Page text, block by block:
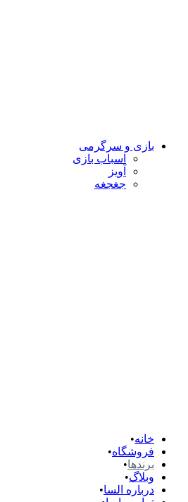
بازی و سرگرمی
اسباب بازی
آویز
جغجغه
خانه
فروشگاه
برندها
وبلاگ
درباره السا